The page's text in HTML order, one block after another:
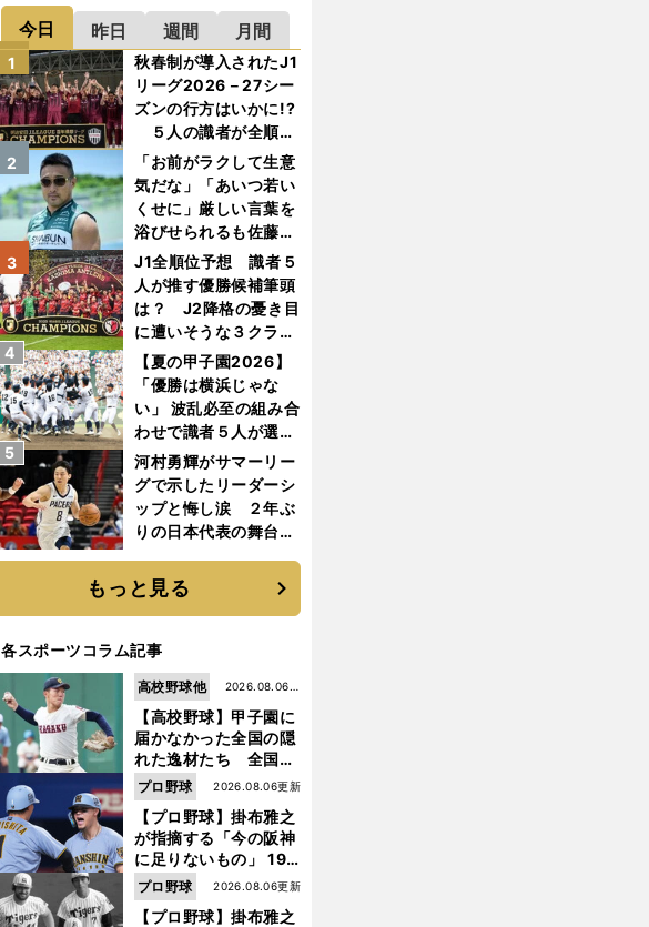
今日 昨日 週間 月間
秋春制が導入されたJ1
リーグ2026－27シー
ズンの行方はいかに!?
５人の識者が全順位
を大胆予想
1
「お前がラクして生意
気だな」「あいつ若い
くせに」厳しい言葉を
浴びせられるも佐藤慎
太郎が貫いた誇りとフ
ァンへの思い
2
J1全順位予想 識者５
人が推す優勝候補筆頭
は？ J2降格の憂き目
に遭いそうな３クラブ
とは？
3
【夏の甲子園2026】
「優勝は横浜じゃな
い」 波乱必至の組み合
わせで識者５人が選ん
だ優勝校はここだ！
4
河村勇輝がサマーリー
グで示したリーダーシ
ップと悔し涙 ２年ぶ
りの日本代表の舞台を
は続く
5
もっと見る
各スポーツコラム記事
【高校野球】甲子園に
届かなかった全国の隠
れた逸材たち 全国を
巡って見つけた"幻の
スター候補"たち
2026.08.06更
新
高校野球他
【プロ野球】掛布雅之
が指摘する「今の阪神
に足りないもの」 198
5年のチームよりもつ
ながりを感じない
2026.08.06更新
プロ野球
【プロ野球】掛布雅之
2026.08.06更新
プロ野球